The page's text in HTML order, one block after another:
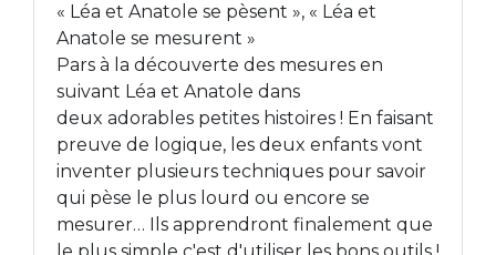
« Léa et Anatole se pèsent », « Léa et
Anatole se mesurent »
Pars à la découverte des mesures en
suivant Léa et Anatole dans
deux adorables petites histoires ! En faisant
preuve de logique, les deux enfants vont
inventer plusieurs techniques pour savoir
qui pèse le plus lourd ou encore se
mesurer… Ils apprendront finalement que